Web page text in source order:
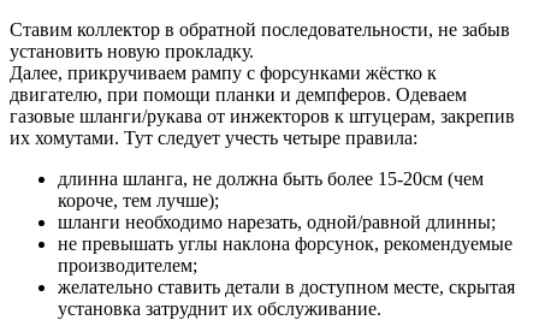
Ставим коллектор в обратной последовательности, не забыв
установить новую прокладку.
Далее, прикручиваем рампу с форсунками жёстко к
двигателю, при помощи планки и демпферов. Одеваем
газовые шланги/рукава от инжекторов к штуцерам, закрепив
их хомутами. Тут следует учесть четыре правила:
длинна шланга, не должна быть более 15-20см (чем
короче, тем лучше);
шланги необходимо нарезать, одной/равной длинны;
не превышать углы наклона форсунок, рекомендуемые
производителем;
желательно ставить детали в доступном месте, скрытая
установка затруднит их обслуживание.